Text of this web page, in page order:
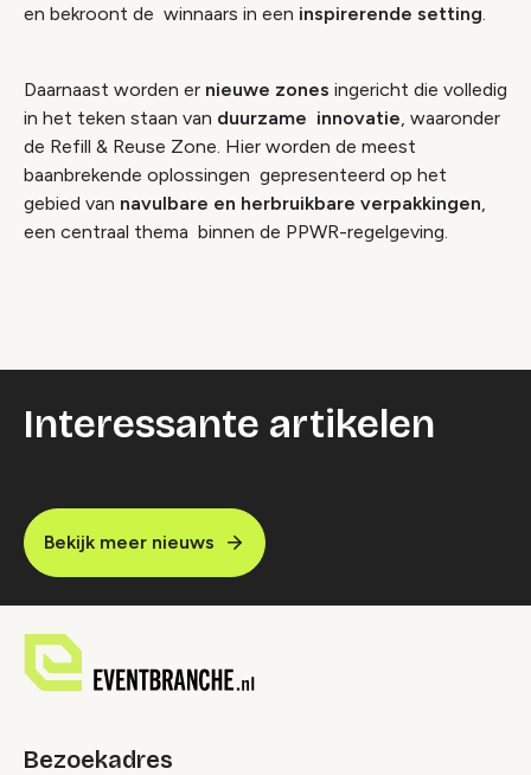
en bekroont de winnaars in een inspirerende setting
Daarnaast worden er nieuwe zones ingericht die volledig
in het teken staan van duurzame innovatie , waaronder
de Refill & Reuse Zone. Hier worden de meest
baanbrekende oplossingen gepresenteerd op het
gebied van navulbare en herbruikbare verpakkingen
een centraal thema binnen de PPWR-regelgeving.
Interessante artikelen
Bekijk meer nieuws
Bezoekadres